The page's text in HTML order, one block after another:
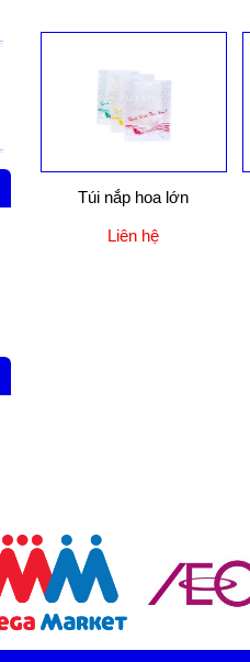
Túi nắp hoa lớn
Liên hệ